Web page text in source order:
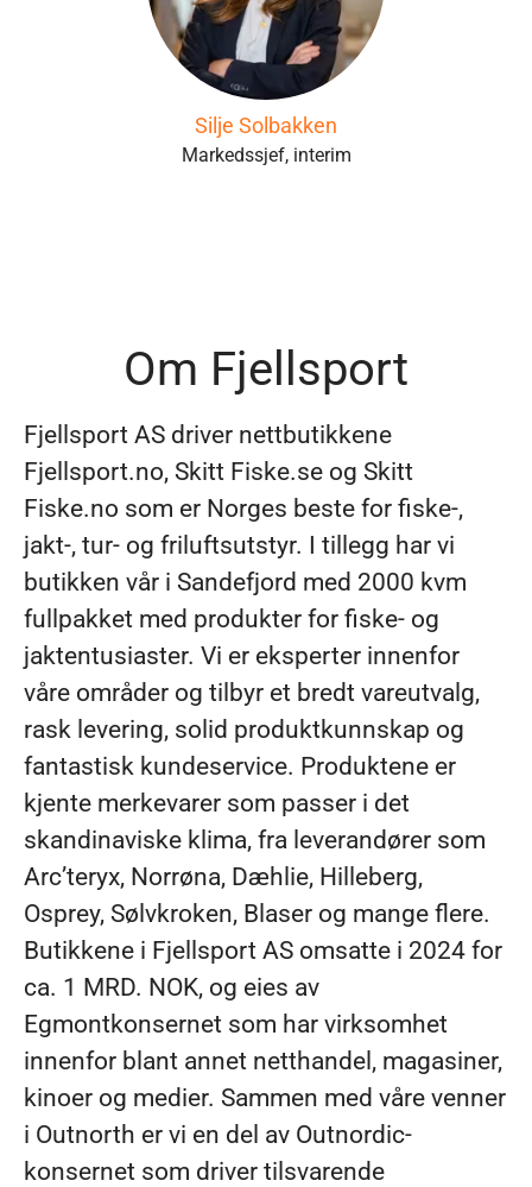
Silje Solbakken
Markedssjef, interim
Om Fjellsport
Fjellsport AS driver nettbutikkene
Fjellsport.no, Skitt Fiske.se og Skitt
Fiske.no som er Norges beste for fiske-,
jakt-, tur- og friluftsutstyr. I tillegg har vi
butikken vår i Sandefjord med 2000 kvm
fullpakket med produkter for fiske- og
jaktentusiaster. Vi er eksperter innenfor
våre områder og tilbyr et bredt vareutvalg,
rask levering, solid produktkunnskap og
fantastisk kundeservice. Produktene er
kjente merkevarer som passer i det
skandinaviske klima, fra leverandører som
Arc’teryx, Norrøna, Dæhlie, Hilleberg,
Osprey, Sølvkroken, Blaser og mange flere.
Butikkene i Fjellsport AS omsatte i 2024 for
ca. 1 MRD. NOK, og eies av
Egmontkonsernet som har virksomhet
innenfor blant annet netthandel, magasiner,
kinoer og medier. Sammen med våre venner
i Outnorth er vi en del av Outnordic-
konsernet som driver tilsvarende